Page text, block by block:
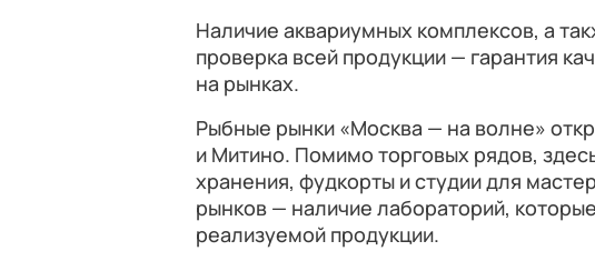
Наличие аквариумных комплексов, а
проверка всей продукции — гарантия
на рынках.
Рыбные рынки «Москва — на волне»
и Митино. Помимо торговых рядов,
хранения, фудкорты и студии для
рынков — наличие лабораторий,
реализуемой продукции.